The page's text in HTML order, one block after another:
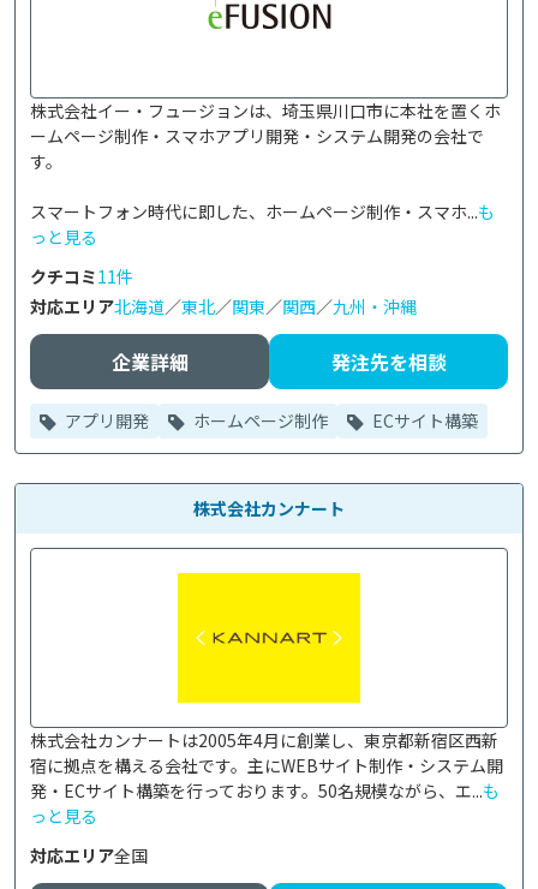
株式会社イー・フュージョンは、埼玉県川口市に本社を置くホ
ームページ制作・スマホアプリ開発・システム開発の会社で
す。
スマートフォン時代に即した、ホームページ制作・スマホ...も
っと見る
クチコミ11件
対応エリア北海道／東北／関東／関西／九州・沖縄
企業詳細 発注先を相談
アプリ開発 ホームページ制作 ECサイト構築
株式会社カンナート
株式会社カンナートは2005年4月に創業し、東京都新宿区西新
宿に拠点を構える会社です。主にWEBサイト制作・システム開
発・ECサイト構築を行っております。50名規模ながら、エ...も
っと見る
対応エリア全国